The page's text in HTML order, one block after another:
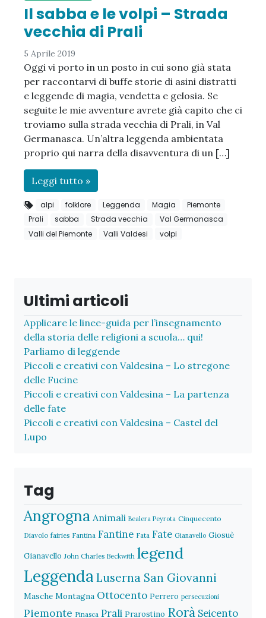
Il sabba e le volpi – Strada
vecchia di Prali
5 Aprile 2019
Oggi vi porto in un posto in cui sono già stata
per raccontarvi di buffe storie di asini distratti
e leggende di magia, vendetta e gelosia. Se
seguite le mie avventure avrete già capito che ci
troviamo sulla strada vecchia di Prali, in Val
Germanasca. Un’altra leggenda ambientata
proprio qui narra della disavventura di un […]
Leggi tutto »
alpi folklore Leggenda Magia
Piemonte
Prali
sabba Strada vecchia
Val Germanasca
Valli del Piemonte
Valli Valdesi volpi
Ultimi articoli
Applicare le linee-guida per l’insegnamento
della storia delle religioni a scuola… qui!
Parliamo di leggende
Piccoli e creativi con Valdesina – Lo stregone
delle Fucine
Piccoli e creativi con Valdesina – La partenza
delle fate
Piccoli e creativi con Valdesina – Castel del
Lupo
Tag
Angrogna Animali Bealera Peyrota Cinquecento
Diavolo fairies Fantina Fantine Fata Fate Gianavello Giosuè
Gianavello John Charles Beckwith legend
Leggenda Luserna San Giovanni
Masche Montagna Ottocento Perrero persecuzioni
Piemonte Pinasca Prali Prarostino Rorà Seicento